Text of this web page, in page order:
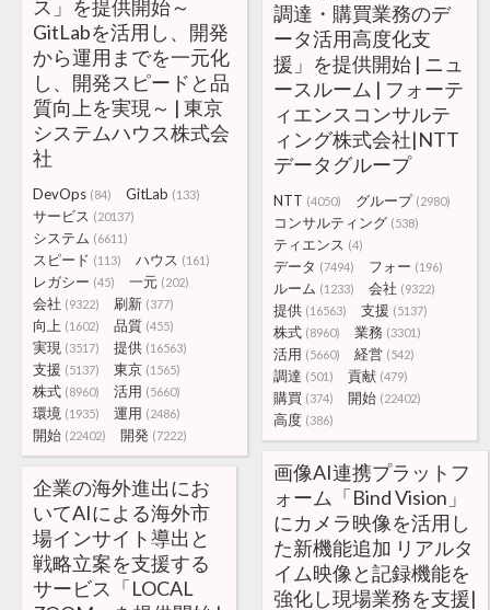
ス」を提供開始～
GitLabを活用し、開発
から運用までを一元化
し、開発スピードと品
質向上を実現～ | 東京
システムハウス株式会
社
DevOps (84) GitLab (133)
サービス (20137)
システム (6611)
スピード (113) ハウス (161)
レガシー (45) 一元 (202)
会社 (9322) 刷新 (377)
向上 (1602) 品質 (455)
実現 (3517) 提供 (16563)
支援 (5137) 東京 (1565)
株式 (8960) 活用 (5660)
環境 (1935) 運用 (2486)
開始 (22402) 開発 (7222)
調達・購買業務のデ
ータ活用高度化支
援」を提供開始 | ニュ
ースルーム | フォーテ
ィエンスコンサルテ
ィング株式会社|NTT
データグループ
NTT (4050) グループ (2980)
コンサルティング (538)
ティエンス (4)
データ (7494) フォー (196)
ルーム (1233) 会社 (9322)
提供 (16563) 支援 (5137)
株式 (8960) 業務 (3301)
活用 (5660) 経営 (542)
調達 (501) 貢献 (479)
購買 (374) 開始 (22402)
高度 (386)
画像AI連携プラットフ
ォーム「Bind Vision」
にカメラ映像を活用し
た新機能追加 リアルタ
イム映像と記録機能を
強化し現場業務を支援|
企業の海外進出にお
いてAIによる海外市
場インサイト導出と
戦略立案を支援する
サービス「LOCAL